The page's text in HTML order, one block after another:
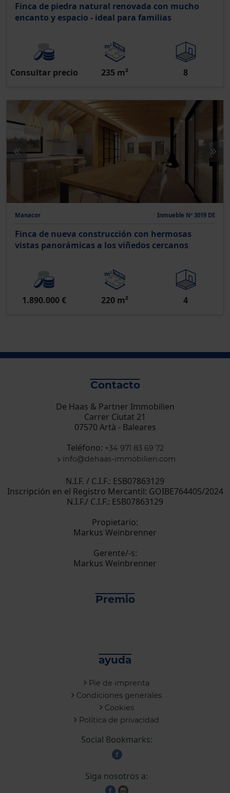
Finca de piedra natural renovada con mucho
encanto y espacio - ideal para familias
Consultar precio 235 m² 8
Manacor Inmueble Nº 3019 DE
Finca de nueva construcción con hermosas
vistas panorámicas a los viñedos cercanos
1.890.000 € 220 m² 4
Contacto
De Haas & Partner Immobilien
Carrer Ciutat 21
07570 Artà - Baleares
Teléfono: +34 971 83 69 72
info@dehaas-immobilien.com
N.I.F. / C.I.F.: ESB07863129
Inscripción en el Registro Mercantil: GOIBE764405/2024
N.I.F./ C.I.F.: ESB07863129
Propietario:
Markus Weinbrenner
Gerente/-s:
Markus Weinbrenner
Premio
ayuda
Pie de imprenta
Condiciones generales
Cookies
Política de privacidad
Social Bookmarks:
Siga nosotros a: